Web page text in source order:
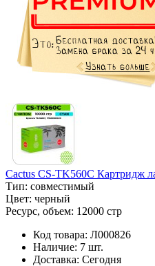
Cactus CS-TK560C Картридж
Тип: совместимый
Цвет: черный
Ресурс, объем: 12000 стр
Код товара: Л000826
Наличие: 7 шт.
Доставка: Сегодня